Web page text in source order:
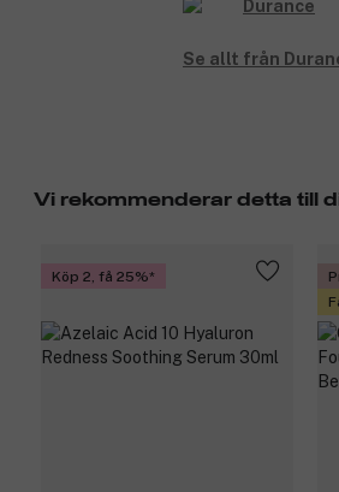
Basnoter: Patchouli / Mysk /
produkter med de mest delikata och
produkter.
Se allt från
Vi rekommenderar detta till
Köp 2, få 25%